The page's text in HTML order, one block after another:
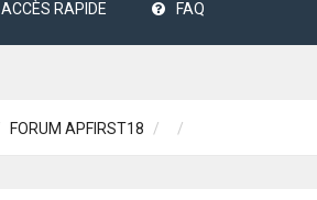
ACCÈS RAPIDE FAQ
FORUM APFIRST18